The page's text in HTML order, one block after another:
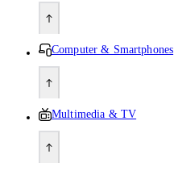
Computer & Smartphones
Multimedia & TV